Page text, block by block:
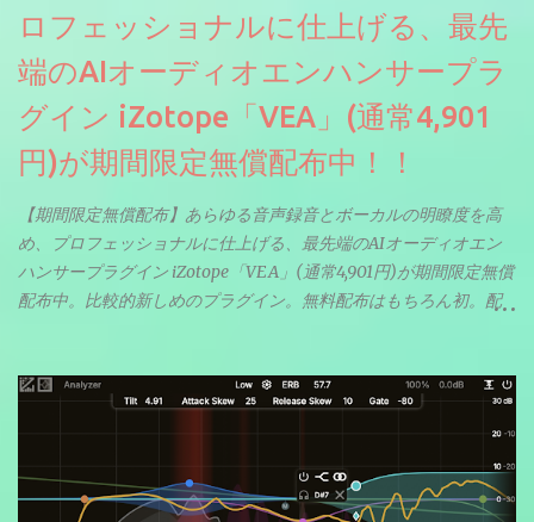
ロフェッショナルに仕上げる、最先
端のAIオーディオエンハンサープラ
グイン iZotope「VEA」(通常4,901
円)が期間限定無償配布中！！
【期間限定無償配布】あらゆる音声録音とボーカルの明瞭度を高
め、プロフェッショナルに仕上げる、最先端のAIオーディオエン
ハンサープラグイン iZotope「VEA」(通常4,901円)が期間限定無償
配布中。比較的新しめのプラグイン。無料配布はもちろん初。配